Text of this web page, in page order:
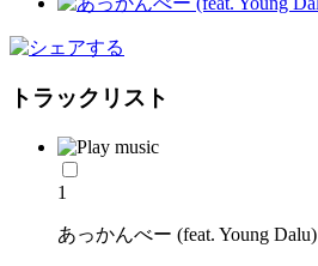
トラックリスト
1
あっかんべー (feat. Young Dalu)